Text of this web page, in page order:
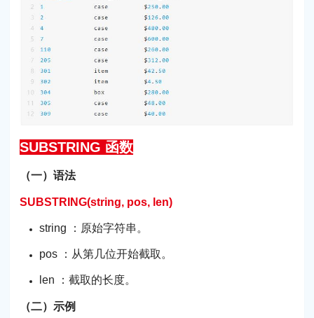
SUBSTRING 函数
（一）语法
SUBSTRING(string, pos, len)
string ：原始字符串。
pos ：从第几位开始截取。
len ：截取的长度。
（二）示例